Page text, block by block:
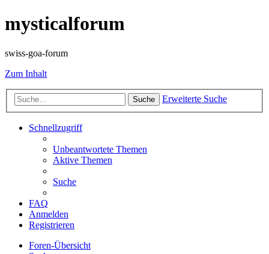
mysticalforum
swiss-goa-forum
Zum Inhalt
Suche Erweiterte Suche
Schnellzugriff
Unbeantwortete Themen
Aktive Themen
Suche
FAQ
Anmelden
Registrieren
Foren-Übersicht